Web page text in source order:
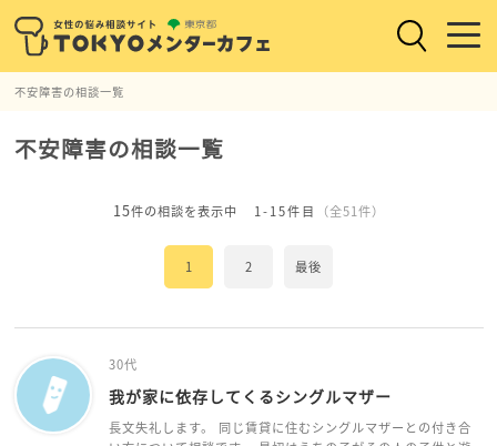
不安障害の相談一覧
不安障害の相談一覧
15件の相談を表示中 1-15件目 （全51件）
1 2 最後
30代
我が家に依存してくるシングルマザー
長文失礼します。 同じ賃貸に住むシングルマザーとの付き合